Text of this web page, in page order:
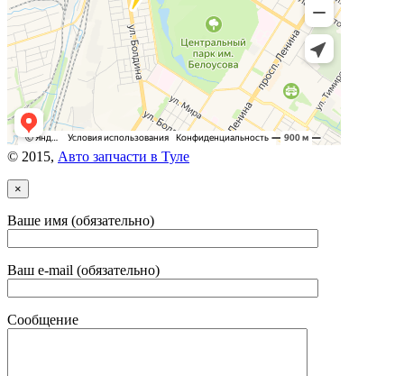
© 2015, Авто запчасти в Туле
×
Ваше имя (обязательно)
Ваш e-mail (обязательно)
Сообщение